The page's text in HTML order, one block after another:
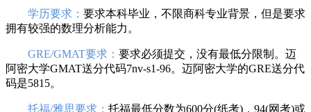
学历要求： 要求本科毕业，不限商科专业背景，但是要求
拥有较强的数理分析能力。
GRE/GMAT要求： 要求必须提交，没有最低分限制。迈
阿密大学GMAT送分代码7nv-s1-96。迈阿密大学的GRE送分代
码是5815。
托福/雅思要求： 托福最低分数为600分(纸考)，94(网考)或